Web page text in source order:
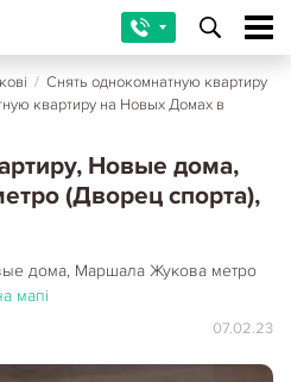
/ Снять однокомнатную квартиру
квартиру на Новых Домах в
Новые дома,
(Дворец спорта),
дома, Маршала Жукова метро
мапі
07.02.23